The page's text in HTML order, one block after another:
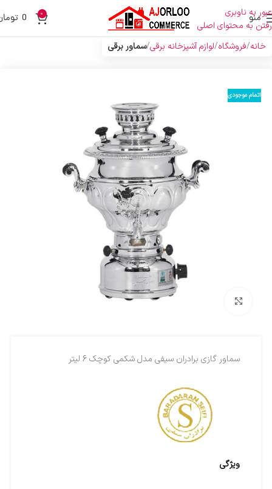
عبور به ناوبری
رفتن به محتوای اصلی
منو 0
0
خانه فروشگاه لوازم آشپزخانه برقی سماور برقی
اتمام موجودی
سماور گازی برادران سیفی مدل شکمی کوچک 6 لیتر
ویژگی